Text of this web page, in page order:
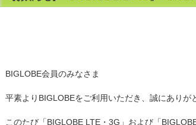
BIGLOBE会員のみなさま
平素よりBIGLOBEをご利用いただき、誠にありが
このたび「BIGLOBE LTE・3G」および「